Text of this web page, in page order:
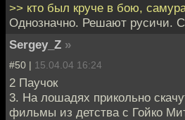
>> кто был круче в бою,
Однозначно. Решают русичи.
Sergey_Z »
#50 | 15.04.04 16:24
2 Паучок
3. На лошадях прикольно
фильмы из детства с Гойко